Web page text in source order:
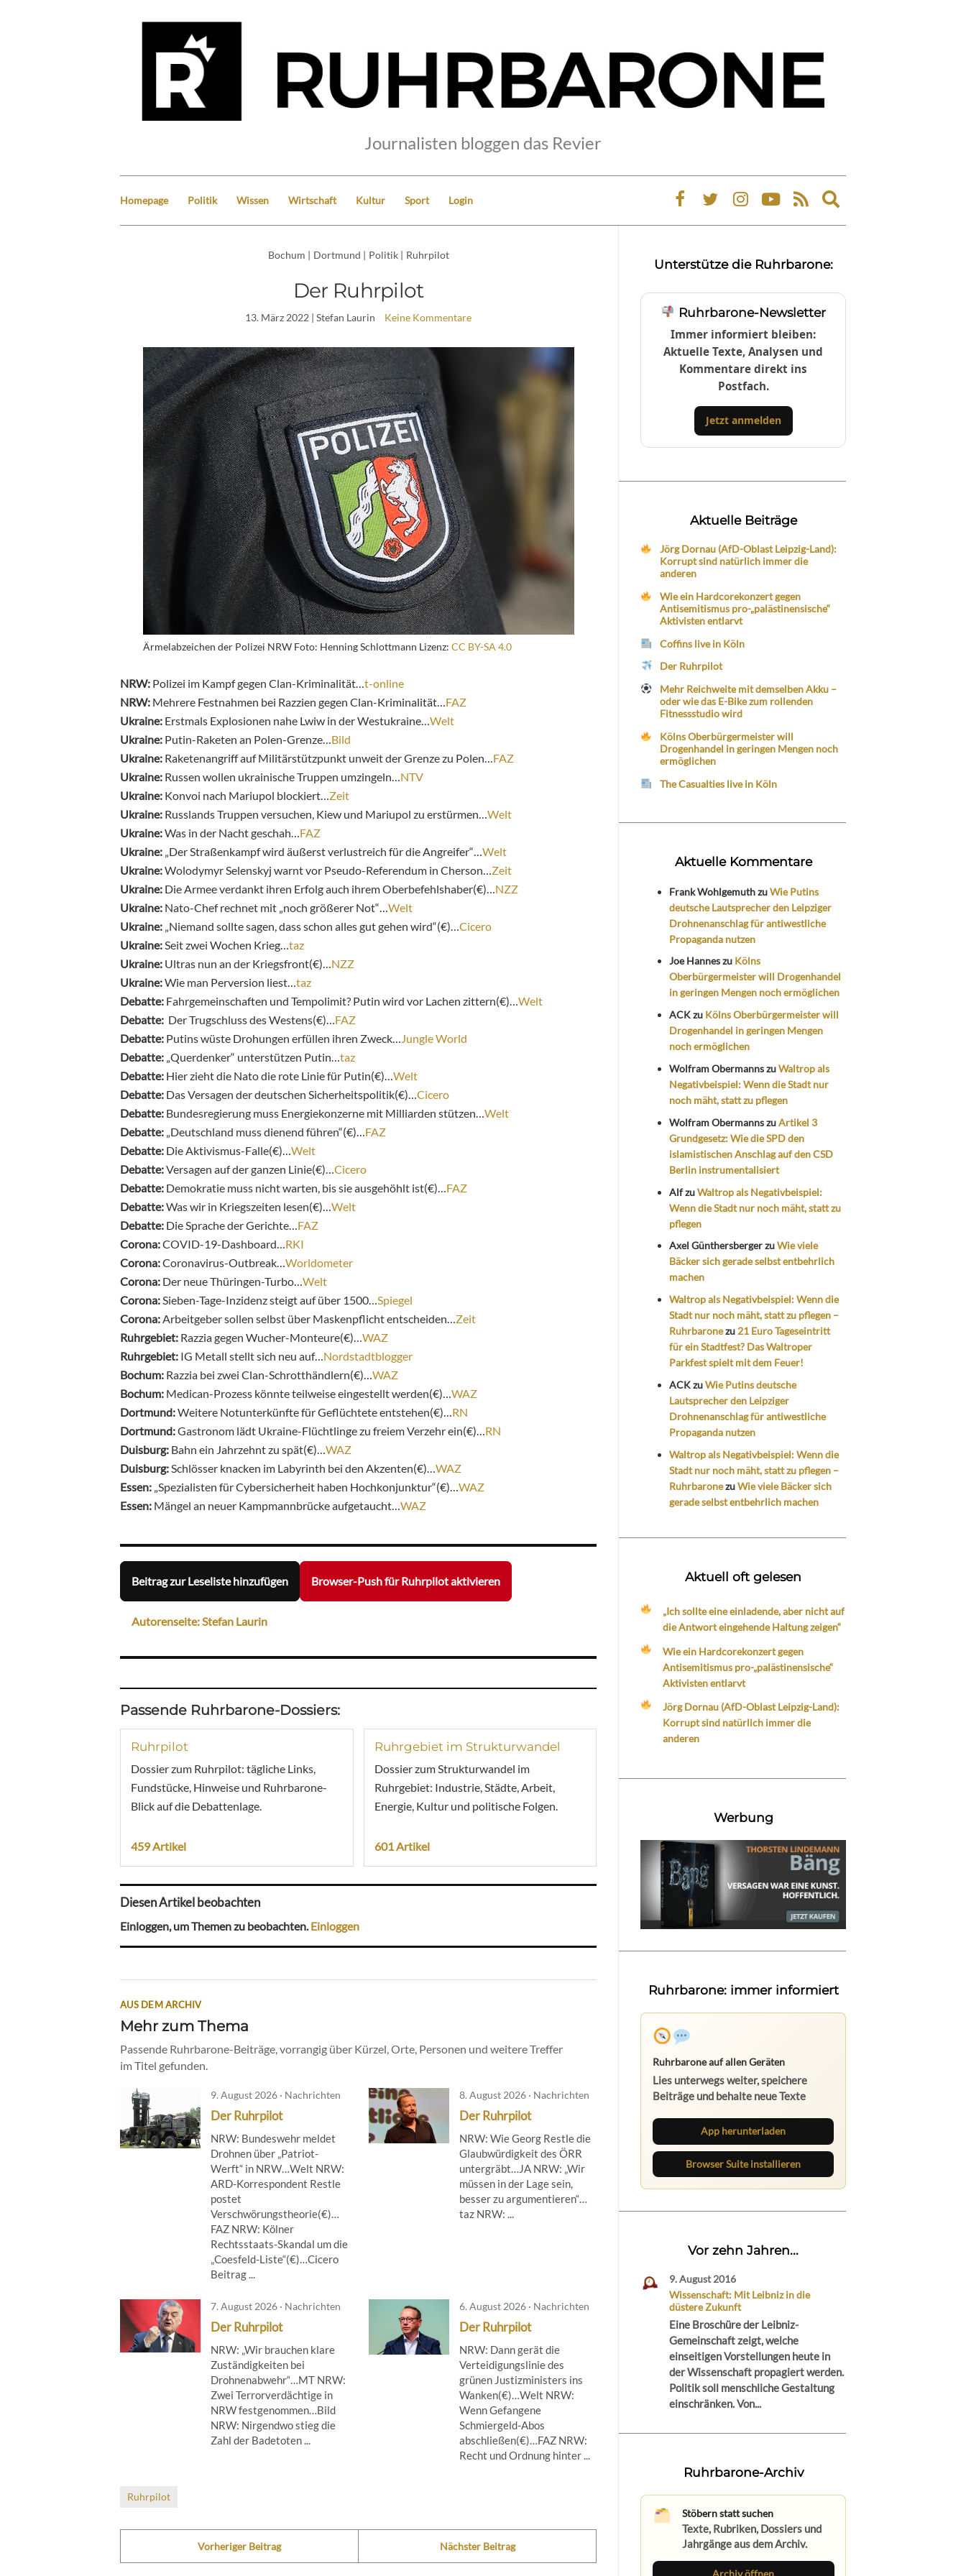
Journalisten bloggen das Revier
Homepage Politik Wissen Wirtschaft Kultur Sport Login
Expand
search
Bochum | Dortmund | Politik | Ruhrpilot
Der Ruhrpilot
13. März 2022 | Stefan Laurin Keine Kommentare
Ärmelabzeichen der Polizei NRW Foto: Henning Schlottmann Lizenz: CC BY-SA 4.0
NRW: Polizei im Kampf gegen Clan-Kriminalität… t-online
NRW: Mehrere Festnahmen bei Razzien gegen Clan-Kriminalität… FAZ
Ukraine: Erstmals Explosionen nahe Lwiw in der Westukraine… Welt
Ukraine: Putin-Raketen an Polen-Grenze… Bild
Ukraine: Raketenangriff auf Militärstützpunkt unweit der Grenze zu Polen… FAZ
Ukraine: Russen wollen ukrainische Truppen umzingeln… NTV
Ukraine: Konvoi nach Mariupol blockiert… Zeit
Ukraine: Russlands Truppen versuchen, Kiew und Mariupol zu erstürmen… Welt
Ukraine:Was in der Nacht geschah… FAZ
Ukraine: „Der Straßenkampf wird äußerst verlustreich für die Angreifer“… Welt
Ukraine:Wolodymyr Selenskyj warnt vor Pseudo-Referendum in Cherson… Zeit
Ukraine: Die Armee verdankt ihren Erfolg auch ihrem Oberbefehlshaber(€)… NZZ
Ukraine: Nato-Chef rechnet mit „noch größerer Not“… Welt
Ukraine: „Niemand sollte sagen, dass schon alles gut gehen wird“(€)… Cicero
Ukraine: Seit zwei Wochen Krieg… taz
Ukraine: Ultras nun an der Kriegsfront(€)… NZZ
Ukraine:Wie man Perversion liest… taz
Debatte: Fahrgemeinschaften und Tempolimit? Putin wird vor Lachen zittern(€)… Welt
Debatte: Der Trugschluss des Westens(€)… FAZ
Debatte: Putins wüste Drohungen erfüllen ihren Zweck…
Jungle World
Debatte: „Querdenker“ unterstützen Putin… taz
Debatte: Hier zieht die Nato die rote Linie für Putin(€)… Welt
Debatte: Das Versagen der deutschen Sicherheitspolitik(€)… Cicero
Debatte: Bundesregierung muss Energiekonzerne mit Milliarden stützen… Welt
Debatte: „Deutschland muss dienend führen“(€)… FAZ
Debatte: Die Aktivismus-Falle(€)… Welt
Debatte:Versagen auf der ganzen Linie(€)… Cicero
Debatte: Demokratie muss nicht warten, bis sie ausgehöhlt ist(€)… FAZ
Debatte:Was wir in Kriegszeiten lesen(€)… Welt
Debatte: Die Sprache der Gerichte… FAZ
Corona:COVID-19-Dashboard… RKI
Corona:Coronavirus-Outbreak… Worldometer
Corona: Der neue Thüringen-Turbo… Welt
Corona: Sieben-Tage-Inzidenz steigt auf über 1500… Spiegel
Corona: Arbeitgeber sollen selbst über Maskenpflicht entscheiden… Zeit
Ruhrgebiet: Razzia gegen Wucher-Monteure(€)… WAZ
Ruhrgebiet: IG Metall stellt sich neu auf… Nordstadtblogger
Bochum: Razzia bei zwei Clan-Schrotthändlern(€)… WAZ
Bochum: Medican-Prozess könnte teilweise eingestellt werden(€)… WAZ
Dortmund:Weitere Notunterkünfte für Geflüchtete entstehen(€)… RN
Dortmund:Gastronom lädt Ukraine-Flüchtlinge zu freiem Verzehr ein(€)… RN
Duisburg: Bahn ein Jahrzehnt zu spät(€)… WAZ
Duisburg: Schlösser knacken im Labyrinth bei den Akzenten(€)… WAZ
Essen: „Spezialisten für Cybersicherheit haben Hochkonjunktur“(€)… WAZ
Essen: Mängel an neuer Kampmannbrücke aufgetaucht… WAZ
Beitrag zur Leseliste hinzufügen Browser-Push für Ruhrpilot aktivieren
Autorenseite: Stefan Laurin
Passende Ruhrbarone-Dossiers:
Ruhrpilot
Dossier zum Ruhrpilot: tägliche Links,
Fundstücke, Hinweise und Ruhrbarone-
Blick auf die Debattenlage.
459 Artikel
Ruhrgebiet im Strukturwandel
Dossier zum Strukturwandel im
Ruhrgebiet: Industrie, Städte, Arbeit,
Energie, Kultur und politische Folgen.
601 Artikel
Diesen Artikel beobachten
Einloggen, um Themen zu beobachten.Einloggen
AUS DEM ARCHIV
Mehr zum Thema
Passende Ruhrbarone-Beiträge, vorrangig über Kürzel, Orte, Personen und weitere Treffer
im Titel gefunden.
9. August 2026 · Nachrichten
Der Ruhrpilot
NRW: Bundeswehr meldet
Drohnen über „Patriot-
Werft“ in NRW…Welt NRW:
ARD-Korrespondent Restle
postet
Verschwörungstheorie(€)…
FAZ NRW: Kölner
Rechtsstaats-Skandal um die
„Coesfeld-Liste“(€)…Cicero
Beitrag ...
8. August 2026 · Nachrichten
Der Ruhrpilot
NRW: Wie Georg Restle die
Glaubwürdigkeit des ÖRR
untergräbt…JA NRW: „Wir
müssen in der Lage sein,
besser zu argumentieren“…
taz NRW: ...
7. August 2026 · Nachrichten
Der Ruhrpilot
NRW: „Wir brauchen klare
Zuständigkeiten bei
Drohnenabwehr“…MT NRW:
Zwei Terrorverdächtige in
NRW festgenommen…Bild
NRW: Nirgendwo stieg die
Zahl der Badetoten ...
6. August 2026 · Nachrichten
Der Ruhrpilot
NRW: Dann gerät die
Verteidigungslinie des
grünen Justizministers ins
Wanken(€)…Welt NRW:
Wenn Gefangene
Schmiergeld-Abos
abschließen(€)…FAZ NRW:
Recht und Ordnung hinter ...
Ruhrpilot
Vorheriger Beitrag Nächster Beitrag
Unterstütze die Ruhrbarone:
Ruhrbarone-Newsletter
Immer informiert bleiben:
Aktuelle Texte, Analysen und
Kommentare direkt ins
Postfach.
Jetzt anmelden
Aktuelle Beiträge
Jörg Dornau (AfD-Oblast Leipzig-Land):
Korrupt sind natürlich immer die
anderen
Wie ein Hardcorekonzert gegen
Antisemitismus pro-„palästinensische“
Aktivisten entlarvt
Coffins live in Köln
Der Ruhrpilot
Mehr Reichweite mit demselben Akku –
oder wie das E-Bike zum rollenden
Fitnessstudio wird
Kölns Oberbürgermeister will
Drogenhandel in geringen Mengen noch
ermöglichen
The Casualties live in Köln
Aktuelle Kommentare
Frank WohlgemuthzuWie Putins
deutsche Lautsprecher den Leipziger
Drohnenanschlag für antiwestliche
Propaganda nutzen
Joe Hanneszu Kölns
Oberbürgermeister will Drogenhandel
in geringen Mengen noch ermöglichen
ACKzu Kölns Oberbürgermeister will
Drogenhandel in geringen Mengen
noch ermöglichen
Wolfram ObermannszuWaltrop als
Negativbeispiel: Wenn die Stadt nur
noch mäht, statt zu pflegen
Wolfram ObermannszuArtikel 3
Grundgesetz: Wie die SPD den
islamistischen Anschlag auf den CSD
Berlin instrumentalisiert
AlfzuWaltrop als Negativbeispiel:
Wenn die Stadt nur noch mäht, statt zu
pflegen
Axel GünthersbergerzuWie viele
Bäcker sich gerade selbst entbehrlich
machen
Waltrop als Negativbeispiel: Wenn die
Stadt nur noch mäht, statt zu pflegen –
Ruhrbaronezu 21 Euro Tageseintritt
für ein Stadtfest? Das Waltroper
Parkfest spielt mit dem Feuer!
ACKzuWie Putins deutsche
Lautsprecher den Leipziger
Drohnenanschlag für antiwestliche
Propaganda nutzen
Waltrop als Negativbeispiel: Wenn die
Stadt nur noch mäht, statt zu pflegen –
RuhrbaronezuWie viele Bäcker sich
gerade selbst entbehrlich machen
Aktuell oft gelesen
„Ich sollte eine einladende, aber nicht auf
die Antwort eingehende Haltung zeigen“
Wie ein Hardcorekonzert gegen
Antisemitismus pro-„palästinensische“
Aktivisten entlarvt
Jörg Dornau (AfD-Oblast Leipzig-Land):
Korrupt sind natürlich immer die
anderen
Werbung
Ruhrbarone: immer informiert
Ruhrbarone auf allen Geräten
Lies unterwegs weiter, speichere
Beiträge und behalte neue Texte
App herunterladen
Browser Suite installieren
Vor zehn Jahren...
9. August 2016
Wissenschaft: Mit Leibniz in die
düstere Zukunft
Eine Broschüre der Leibniz-
Gemeinschaft zeigt, welche
einseitigen Vorstellungen heute in
der Wissenschaft propagiert werden.
Politik soll menschliche Gestaltung
einschränken. Von...
Ruhrbarone-Archiv
Stöbern statt suchen
Texte, Rubriken, Dossiers und
Jahrgänge aus dem Archiv.
Archiv öffnen